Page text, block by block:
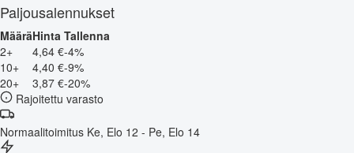
Paljousalennukset
MääräHinta Tallenna
2+
4,64 €-4%
10+
4,40 €-9%
20+
3,87 €-20%
Rajoitettu varasto
Normaalitoimitus Ke, Elo 12 - Pe, Elo 14